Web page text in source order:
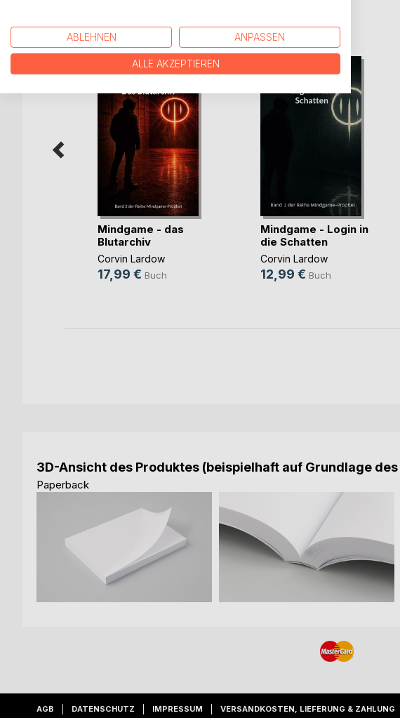
WEITERE TITEL BEIBoD
Mindgame - das
Blutarchiv
Corvin Lardow
17,99 € Buch
Mindgame - Login in
die Schatten
Corvin Lardow
12,99 € Buch
3D-Ansicht des Produktes (beispielhaft auf Grundlage
Paperback
AGB DATENSCHUTZ IMPRESSUM VERSANDKOSTEN, LIEFERUNG & ZAHLUNG
ABLEHNEN ANPASSEN
ALLE AKZEPTIEREN